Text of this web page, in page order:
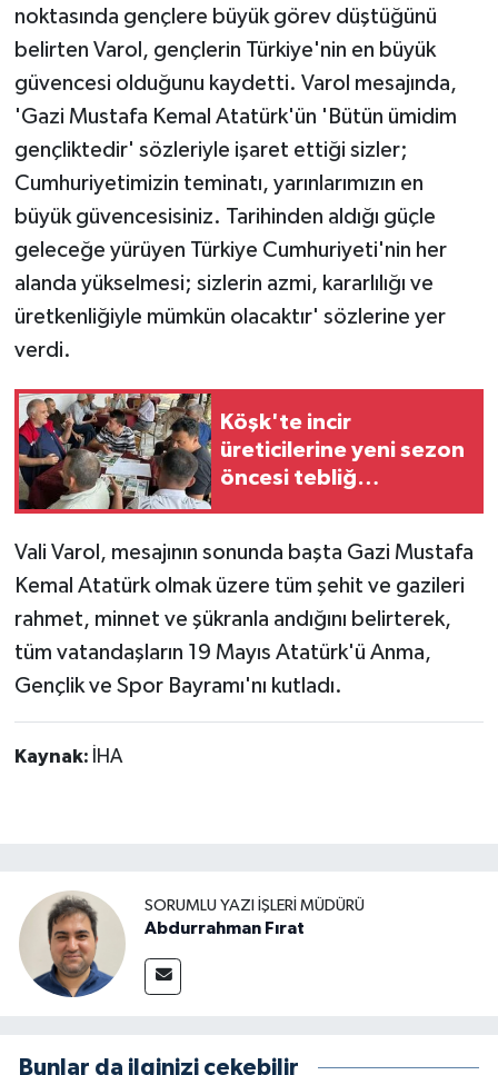
noktasında gençlere büyük görev düştüğünü
belirten Varol, gençlerin Türkiye'nin en büyük
güvencesi olduğunu kaydetti. Varol mesajında,
'Gazi Mustafa Kemal Atatürk'ün 'Bütün ümidim
gençliktedir' sözleriyle işaret ettiği sizler;
Cumhuriyetimizin teminatı, yarınlarımızın en
büyük güvencesisiniz. Tarihinden aldığı güçle
geleceğe yürüyen Türkiye Cumhuriyeti'nin her
alanda yükselmesi; sizlerin azmi, kararlılığı ve
üretkenliğiyle mümkün olacaktır' sözlerine yer
verdi.
Köşk'te incir
üreticilerine yeni sezon
öncesi tebliğ
Vali Varol, mesajının sonunda başta Gazi Mustafa
Kemal Atatürk olmak üzere tüm şehit ve gazileri
rahmet, minnet ve şükranla andığını belirterek,
tüm vatandaşların 19 Mayıs Atatürk'ü Anma,
Gençlik ve Spor Bayramı'nı kutladı.
Kaynak: İHA
SORUMLU YAZI İŞLERI MÜDÜRÜ
Abdurrahman Fırat
Bunlar da ilginizi çekebilir